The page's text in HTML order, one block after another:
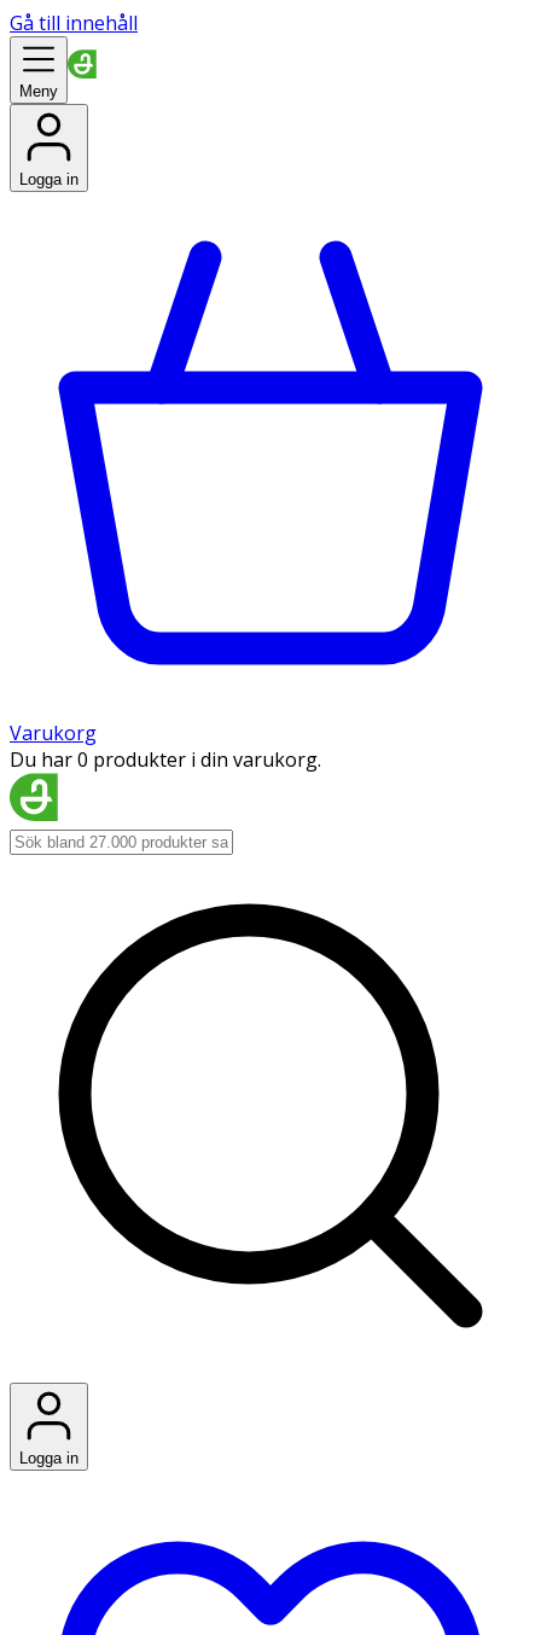
Gå till innehåll
Meny
Logga in
Varukorg
Du har 0 produkter i din varukorg.
Logga in